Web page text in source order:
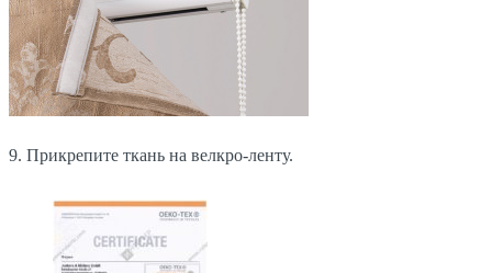
9. Прикрепите ткань на велкро-ленту.